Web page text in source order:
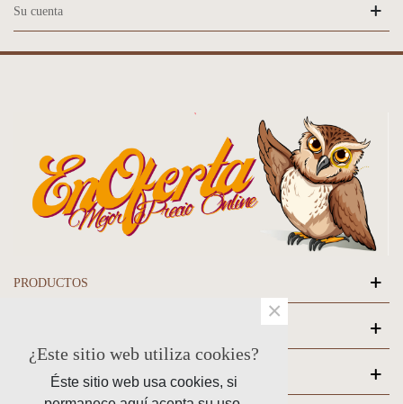
Su cuenta
PRODUCTOS
SU CUENTA
¿Este sitio web utiliza cookies?
Éste sitio web usa cookies, si
×